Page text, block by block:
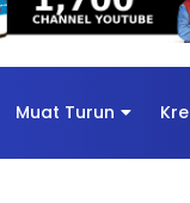
Muat Turun